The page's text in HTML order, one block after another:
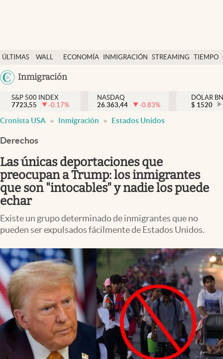
ÚLTIMAS
NOTICIAS
WALL
Y
DÓLAR
ECONOMÍA INMIGRACIÓN STREAMING TIEMPO
México
Inmigración
Finanzas y economía
Wall Street y dólar
Inmigración
Espiritual
Streaming
Lifestyle
USA
S&P 500 INDEX
7723,55
-0.17%
NASDAQ
26.363,44
-0.83%
DÓLAR
$ 1520
Cronista USA Inmigración Estados Unidos
Derechos
Las únicas deportaciones que
preocupan a Trump: los inmigrantes
que son "intocables" y nadie los puede
echar
Existe un grupo determinado de inmigrantes que no
pueden ser expulsados fácilmente de Estados Unidos.